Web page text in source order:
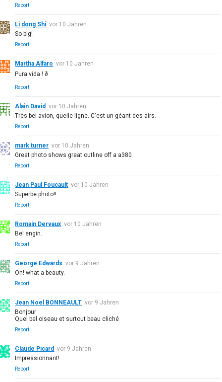
Report
Li dong Shi vor 10 Jahren
So big!
Report
Martha Alfaro vor 10 Jahren
Pura vida ! ð
Report
Alain David
vor 10 Jahren
Très bel avion, quelle ligne. C'est un géant des airs.
Report
mark turner vor 10 Jahren
Great photo shows great outline off a a380
Report
Jean Paul Foucault vor 10 Jahren
Superbe photo!!
Report
Romain Dervaux vor 10 Jahren
Bel engin.
Report
George Edwards vor 9 Jahren
Oh! what a beauty.
Report
Jean Noel BONNEAULT vor 9 Jahren
Bonjour
Quel bel oiseau et surtout beau cliché
Report
Claude Picard
vor 9 Jahren
Impressionnant!
Report